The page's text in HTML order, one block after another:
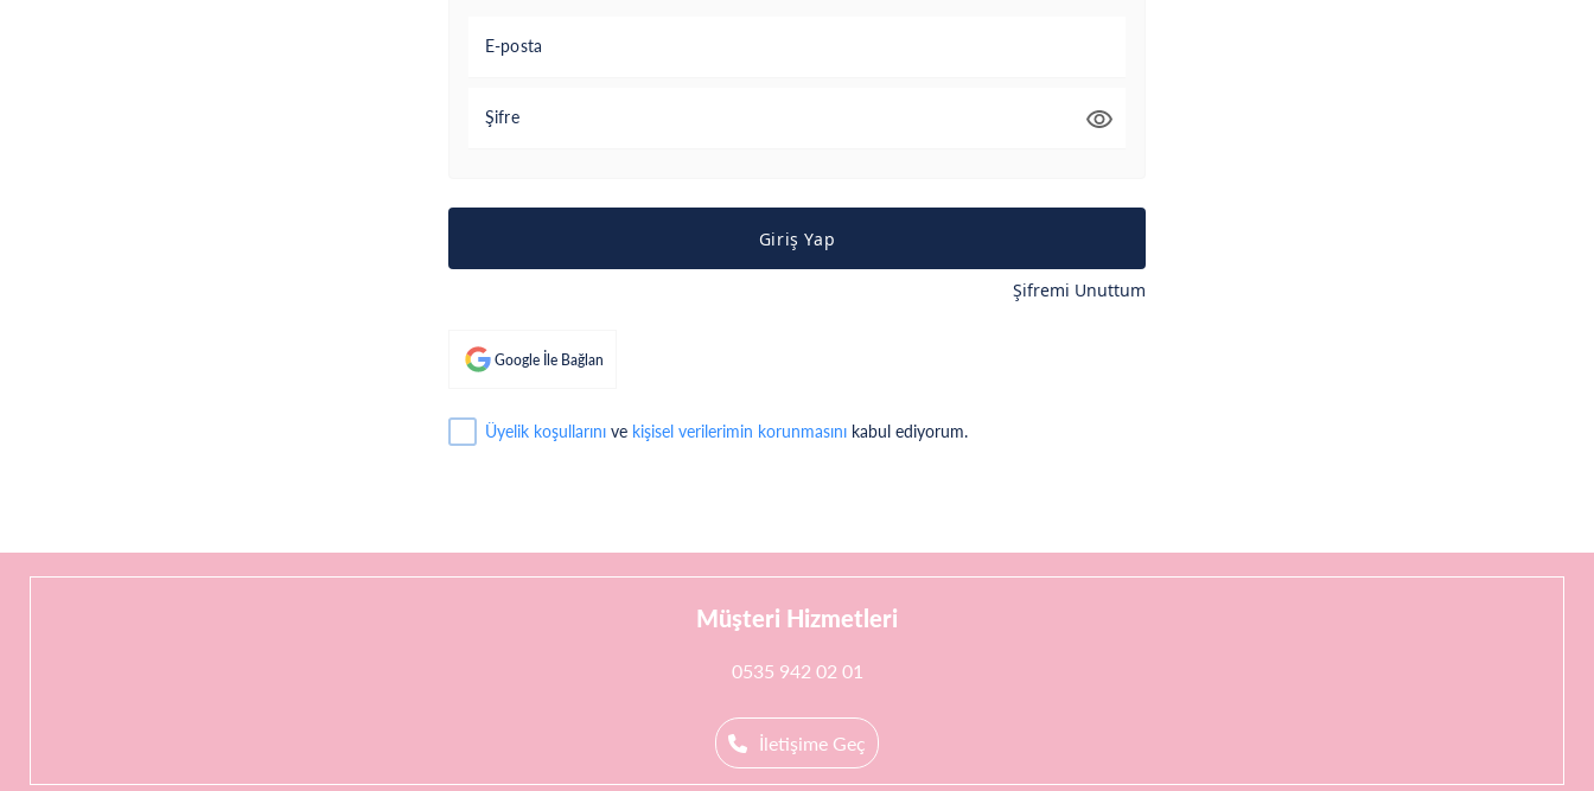
E-posta
Şifre
Giriş Yap
Şifremi Unuttum
Google İle Bağlan
Üyelik koşullarını ve kişisel verilerimin korunmasını kabul ediyorum.
Müşteri Hizmetleri
0535 942 02 01
İletişime Geç